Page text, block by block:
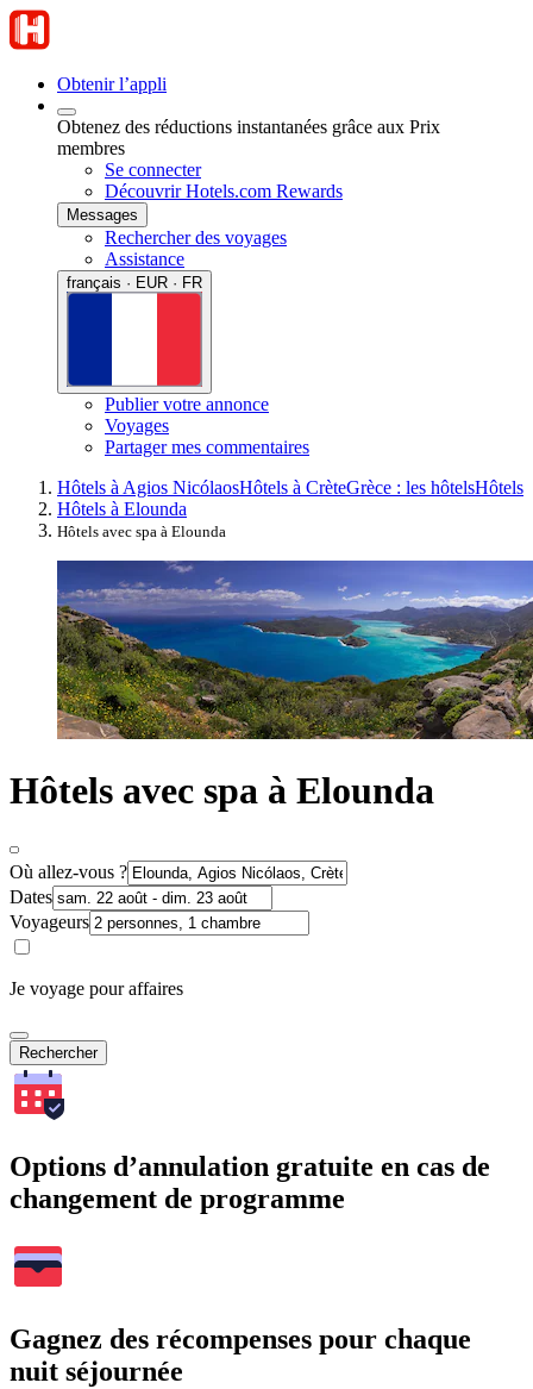
Obtenir l’appli
Obtenez des réductions instantanées grâce aux Prix
membres
Se connecter
Découvrir Hotels.com Rewards
Messages
Rechercher des voyages
Assistance
français · EUR · FR
Publier votre annonce
Voyages
Partager mes commentaires
Hôtels à Agios NicólaosHôtels à CrèteGrèce : les hôtelsHôtels
Hôtels à Elounda
Hôtels avec spa à Elounda
Hôtels avec spa à Elounda
Où allez-vous ?
Dates
Voyageurs
Je voyage pour affaires
Rechercher
Options d’annulation gratuite en cas de
changement de programme
Gagnez des récompenses pour chaque
nuit séjournée